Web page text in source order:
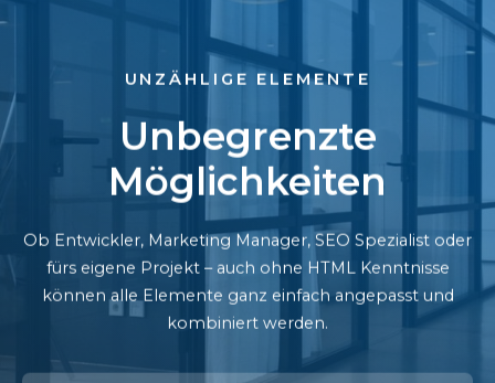
UNZÄHLIGE ELEMENTE
Unbegrenzte
Möglichkeiten
Ob Entwickler, Marketing Manager, SEO Spezialist oder
fürs eigene Projekt – auch ohne HTML Kenntnisse
können alle Elemente ganz einfach angepasst und
kombiniert werden.